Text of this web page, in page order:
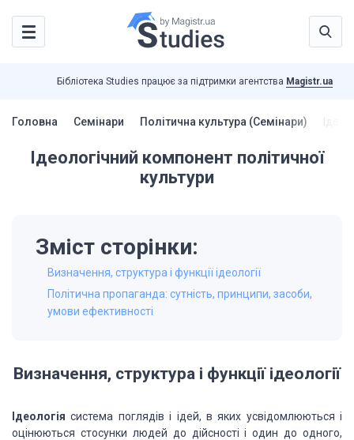
Бібліотека Studies працює за підтримки агентства Magistr.ua
Головна Семінари Політична культура (Семінари)
Ідеологічний компонент політичної
культури
Зміст сторінки:
Визначення, структура і функції ідеології
Політична пропаганда: сутність, принципи, засоби,
умови ефективності
Визначення, структура і функції ідеології
Ідеологіясистема поглядів і ідей, в яких усвідомлюються і
оцінюються стосунки людей до дійсності і один до одного,